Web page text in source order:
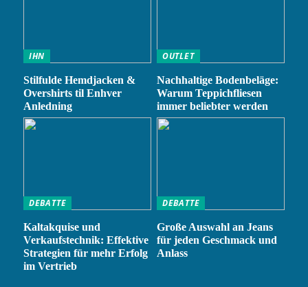
IHN
Stilfulde Hemdjacken &
Overshirts til Enhver
Anledning
OUTLET
Nachhaltige Bodenbeläge:
Warum Teppichfliesen
immer beliebter werden
DEBATTE
Kaltakquise und
Verkaufstechnik: Effektive
Strategien für mehr Erfolg
im Vertrieb
DEBATTE
Große Auswahl an Jeans
für jeden Geschmack und
Anlass